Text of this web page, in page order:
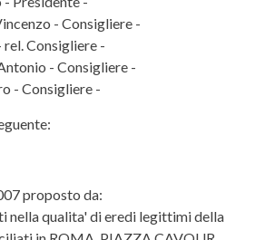
- Consigliere -
Consigliere -
- Consigliere -
- Consigliere -
proposto da:
nella qualita' di eredi legittimi della